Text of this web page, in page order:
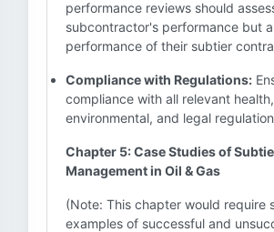
performance reviews should
subcontractor's performance but
performance of their subtier
Compliance with Regulations:
compliance with all relevant
environmental, and legal
Chapter 5: Case Studies of
Management in Oil & Gas
(Note: This chapter would require
examples of successful and